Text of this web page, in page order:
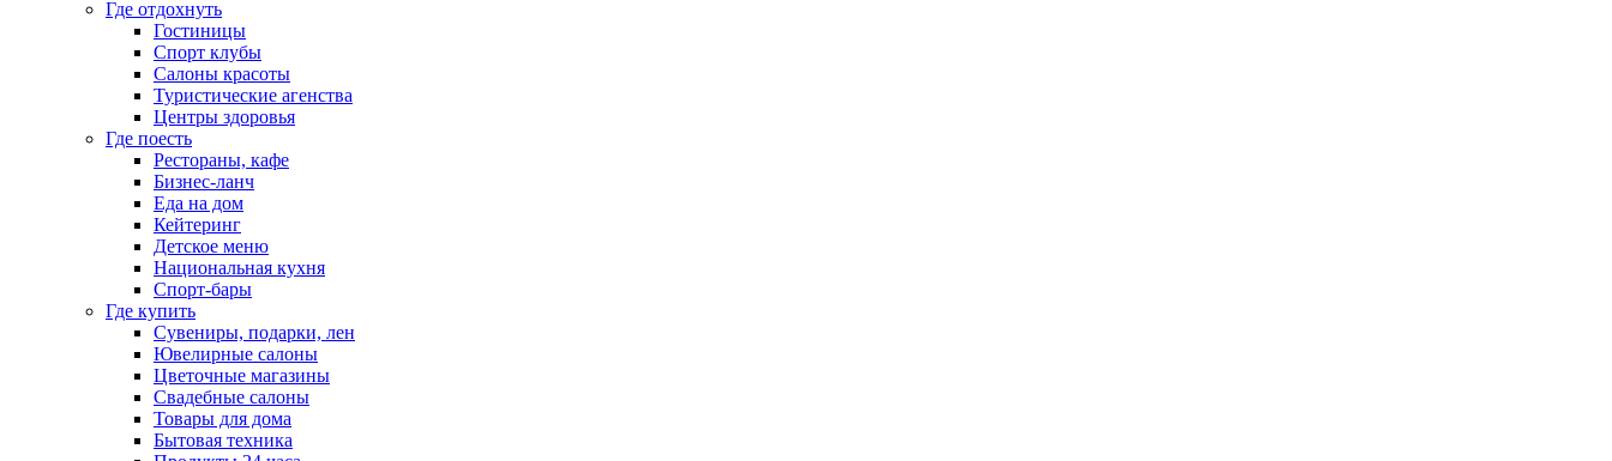
Где отдохнуть
Гостиницы
Спорт клубы
Салоны красоты
Туристические агенства
Центры здоровья
Где поесть
Рестораны, кафе
Бизнес-ланч
Еда на дом
Кейтеринг
Детское меню
Национальная кухня
Спорт-бары
Где купить
Сувениры, подарки, лен
Ювелирные салоны
Цветочные магазины
Свадебные салоны
Товары для дома
Бытовая техника